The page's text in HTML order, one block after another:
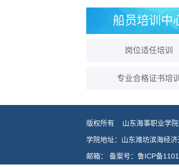
船员培训中
岗位适任培训
专业合格证书培训
版权所有 山东海事职业学
学院地址：山东潍坊滨海经
邮箱： 备案号：鲁ICP备